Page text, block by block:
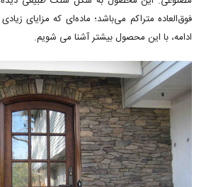
فوق‌العاده متراکم می‌باشد؛ ماده‌ای که مزایای
ادامه، با این محصول بیشتر آشنا می شویم.